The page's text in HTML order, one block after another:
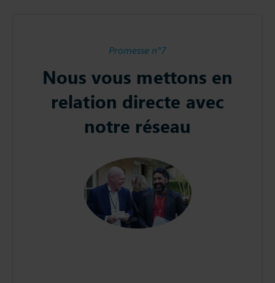
Promesse n°7
Nous vous mettons en
relation directe avec
notre réseau